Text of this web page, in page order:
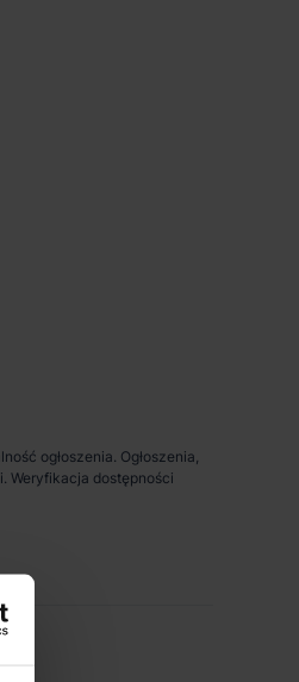
ogłoszenia. Ogłoszenia,
Weryfikacja dostępności